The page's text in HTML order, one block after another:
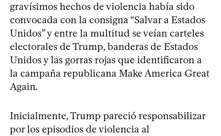
gravísimos hechos de violencia había sido
convocada con la consigna “Salvar a Estados
Unidos” y entre la multitud se veían carteles
electorales de Trump, banderas de Estados
Unidos y las gorras rojas que identificaron a
la campaña republicana Make America Great
Again.
Inicialmente, Trump pareció responsabilizar
por los episodios de violencia al